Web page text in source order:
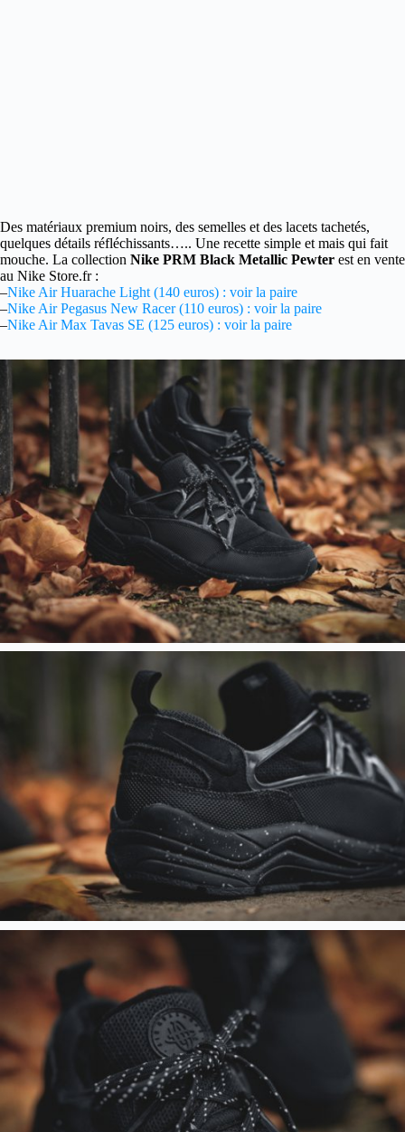
Des matériaux premium noirs, des semelles et des lacets tachetés,
quelques détails réfléchissants….. Une recette simple et mais qui fait
mouche. La collection Nike PRM Black Metallic Pewter est en vente
au Nike Store.fr :
–Nike Air Huarache Light (140 euros) : voir la paire
–Nike Air Pegasus New Racer (110 euros) : voir la paire
–Nike Air Max Tavas SE (125 euros) : voir la paire